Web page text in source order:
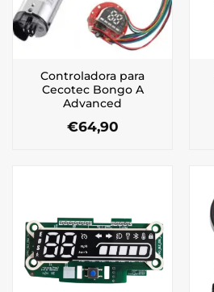
Controladora para
Cecotec Bongo A
Advanced
€64,90